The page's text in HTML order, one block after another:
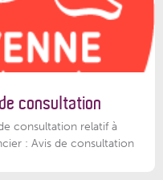
consultation
consultation relatif à
: Avis de consultation